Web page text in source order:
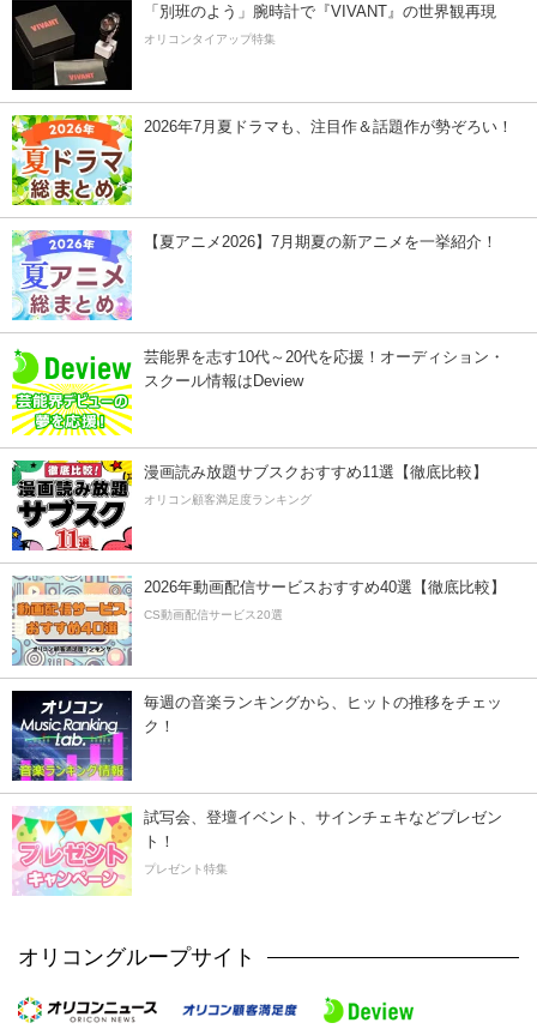
「別班のよう」腕時計で『VIVANT』の世界観再現
オリコンタイアップ特集
2026年7月夏ドラマも、注目作＆話題作が勢ぞろい！
【夏アニメ2026】7月期夏の新アニメを一挙紹介！
芸能界を志す10代～20代を応援！オーディション・
スクール情報はDeview
漫画読み放題サブスクおすすめ11選【徹底比較】
オリコン顧客満足度ランキング
2026年動画配信サービスおすすめ40選【徹底比較】
CS動画配信サービス20選
毎週の音楽ランキングから、ヒットの推移をチェッ
ク！
試写会、登壇イベント、サインチェキなどプレゼン
ト！
プレゼント特集
オリコングループサイト